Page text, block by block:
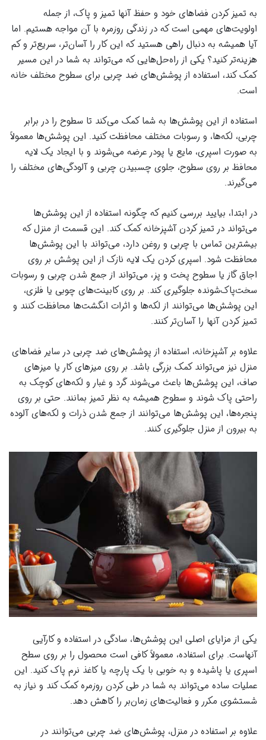
به تمیز کردن فضاهای خود و حفظ آنها تمیز و پاک، از جمله
اولویت‌های مهمی است که در زندگی روزمره با آن مواجه هستیم. اما
آیا همیشه به دنبال راهی هستید که این کار را آسان‌تر، سریع‌تر و کم
هزینه‌تر کنید؟ یکی از راه‌حل‌هایی که می‌تواند به شما در این مسیر
کمک کند، استفاده از پوشش‌های ضد چربی برای سطوح مختلف خانه
است.
استفاده از این پوشش‌ها به شما کمک می‌کند تا سطوح را در برابر
چربی، لکه‌ها، و رسوبات مختلف محافظت کنید. این پوشش‌ها معمولاً
به صورت اسپری، مایع یا پودر عرضه می‌شوند و با ایجاد یک لایه
محافظ بر روی سطوح، جلوی چسبیدن چربی و آلودگی‌های مختلف را
می‌گیرند.
در ابتدا، بیایید بررسی کنیم که چگونه استفاده از این پوشش‌ها
می‌تواند در تمیز کردن آشپزخانه کمک کند. این قسمت از منزل که
بیشترین تماس با چربی و روغن دارد، می‌تواند با این پوشش‌ها
محافظت شود. اسپری کردن یک لایه نازک از این پوشش بر روی
اجاق گاز یا سطوح پخت و پز، می‌تواند از جمع شدن چربی و رسوبات
سخت‌پاک‌شونده جلوگیری کند. بر روی کابینت‌های چوبی یا فلزی،
این پوشش‌ها می‌توانند از لکه‌ها و اثرات انگشت‌ها محافظت کنند و
تمیز کردن آنها را آسان‌تر کنند.
علاوه بر آشپزخانه، استفاده از پوشش‌های ضد چربی در سایر فضاهای
منزل نیز می‌تواند کمک بزرگی باشد. بر روی میزهای کار یا میزهای
صاف، این پوشش‌ها باعث می‌شوند گرد و غبار و لکه‌های کوچک به
راحتی پاک شوند و سطوح همیشه به نظر تمیز بمانند. حتی بر روی
پنجره‌ها، این پوشش‌ها می‌توانند از جمع شدن ذرات و لکه‌های آلوده
به بیرون از منزل جلوگیری کنند.
یکی از مزایای اصلی این پوشش‌ها، سادگی در استفاده و کارآیی
آنهاست. برای استفاده، معمولاً کافی است محصول را بر روی سطح
اسپری یا پاشیده و به خوبی با یک پارچه یا کاغذ نرم پاک کنید. این
عملیات ساده می‌تواند به شما در طی کردن روزمره کمک کند و نیاز به
شستشوی مکرر و فعالیت‌های زمان‌بر را کاهش دهد.
علاوه بر استفاده در منزل، پوشش‌های ضد چربی می‌توانند در